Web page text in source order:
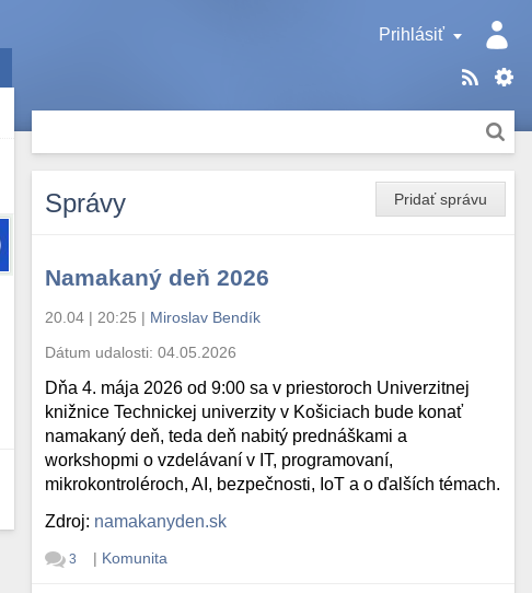
Prihlásiť
Pridať správu
Správy
Namakaný deň 2026
20.04 | 20:25 | Miroslav Bendík
Dátum udalosti:04.05.2026
Dňa 4. mája 2026 od 9:00 sa v priestoroch Univerzitnej
knižnice Technickej univerzity v Košiciach bude konať
namakaný deň, teda deň nabitý prednáškami a
workshopmi o vzdelávaní v IT, programovaní,
mikrokontroléroch, AI, bezpečnosti, IoT a o ďalších témach.
Zdroj: namakanyden.sk
3 | Komunita